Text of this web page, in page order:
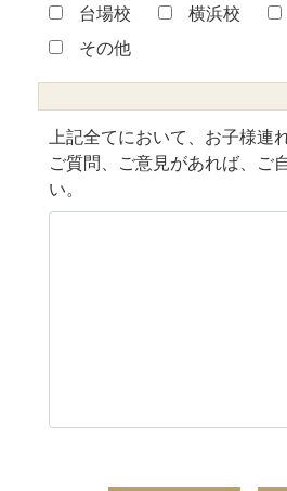
台場校 横浜校
その他
上記全てにおいて、お子様連
ご質問、ご意見があれば、ご
い。